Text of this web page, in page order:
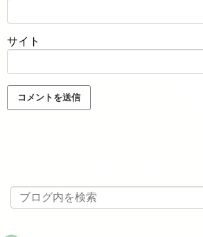
サイト